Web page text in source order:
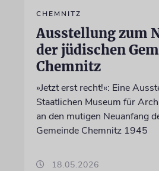
CHEMNITZ
Ausstellung zum
der jüdischen
Chemnitz
»Jetzt erst recht!«: Eine
Staatlichen Museum für
an den mutigen Neuanfang
Gemeinde Chemnitz 1945
18.05.2026